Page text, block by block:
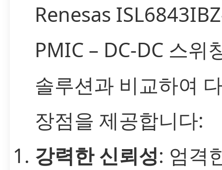
Renesas
PMIC – DC-DC 스위
솔루션과 비교하여
장점을 제공합니다:
강력한 신뢰성: 엄격